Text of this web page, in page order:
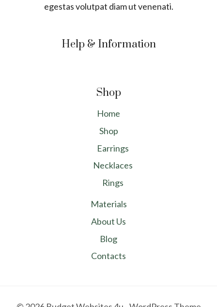
egestas volutpat diam ut venenati.
Help & Information
Shop
Home
Shop
Earrings
Necklaces
Rings
Materials
About Us
Blog
Contacts